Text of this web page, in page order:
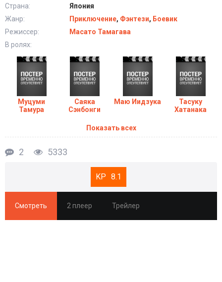
Страна:
Япония
Жанр:
Приключение, Фэнтези, Боевик
Режиссер:
Масато Тамагава
В ролях:
Муцуми
Тамура
Саяка
Сэнбонги
Маю Иидзука
Тасуку
Хатанака
Показать всех
2 5333
8.1
Смотреть 2 плеер Трейлер